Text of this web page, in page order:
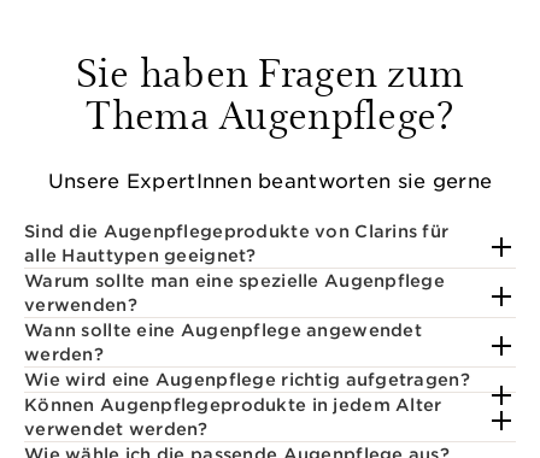
Sie haben Fragen zum
Thema Augenpflege?
Unsere ExpertInnen beantworten sie gerne
Sind die Augenpflegeprodukte von Clarins für
alle Hauttypen geeignet?
Warum sollte man eine spezielle Augenpflege
verwenden?
Wann sollte eine Augenpflege angewendet
werden?
Wie wird eine Augenpflege richtig aufgetragen?
Können Augenpflegeprodukte in jedem Alter
verwendet werden?